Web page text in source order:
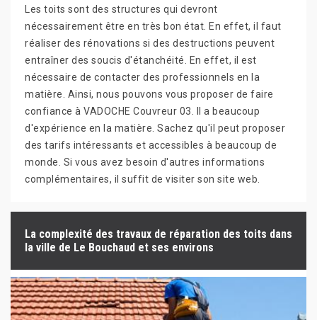
Les toits sont des structures qui devront
nécessairement être en très bon état. En effet, il faut
réaliser des rénovations si des destructions peuvent
entraîner des soucis d'étanchéité. En effet, il est
nécessaire de contacter des professionnels en la
matière. Ainsi, nous pouvons vous proposer de faire
confiance à VADOCHE Couvreur 03. Il a beaucoup
d'expérience en la matière. Sachez qu'il peut proposer
des tarifs intéressants et accessibles à beaucoup de
monde. Si vous avez besoin d'autres informations
complémentaires, il suffit de visiter son site web.
La complexité des travaux de réparation des toits dans
la ville de Le Bouchaud et ses environs